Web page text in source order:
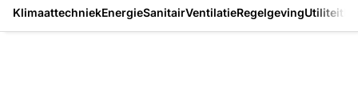
KlimaattechniekEnergieSanitairVentilatieRegelgevingUtiliteit